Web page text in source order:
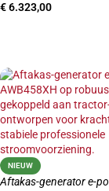
€6.323,00
NIEUW
Aftakas-generator e-